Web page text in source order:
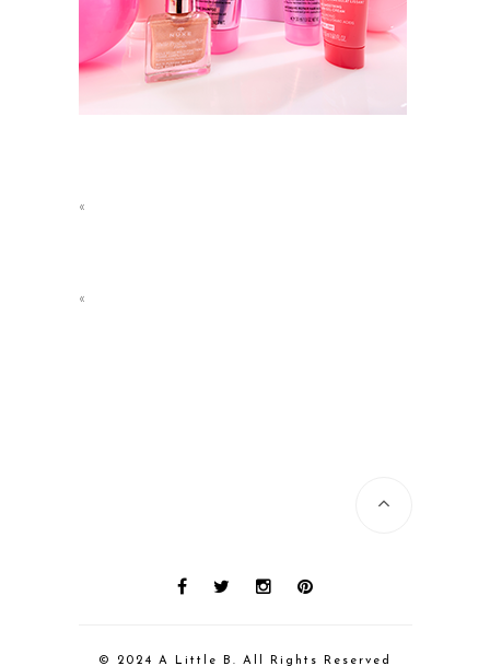
«
«
© 2024 A Little B. All Rights Reserved